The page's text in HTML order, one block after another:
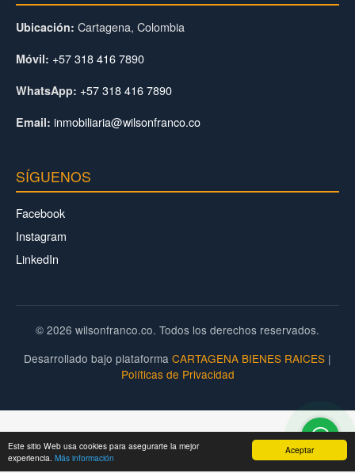
Aceptar
Este sitio Web usa cookies para asegurarte la mejor
experiencia. Más información
Ubicación: Cartagena, Colombia
Móvil: +57 318 416 7890
WhatsApp: +57 318 416 7890
Email: inmobiliaria@wilsonfranco.co
SÍGUENOS
Facebook
Instagram
LinkedIn
© 2026 wilsonfranco.co. Todos los derechos reservados.
Desarrollado bajo plataforma CARTAGENA BIENES RAICES |
Políticas de Privacidad